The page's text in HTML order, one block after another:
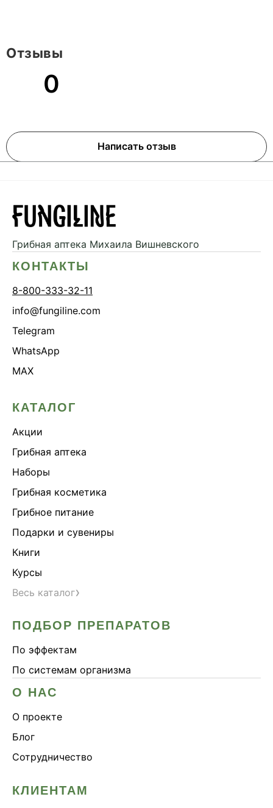
0
Написать отзыв
Отзывы
Грибная аптека Михаила Вишневского
КОНТАКТЫ
8-800-333-32-11
info@fungiline.com
Telegram
WhatsApp
MAX
КАТАЛОГ
Акции
Грибная аптека
Наборы
Грибная косметика
Грибное питание
Подарки и сувениры
Книги
Курсы
Весь каталог›
ПОДБОР ПРЕПАРАТОВ
По эффектам
По системам организма
О НАС
О проекте
Блог
Сотрудничество
КЛИЕНТАМ